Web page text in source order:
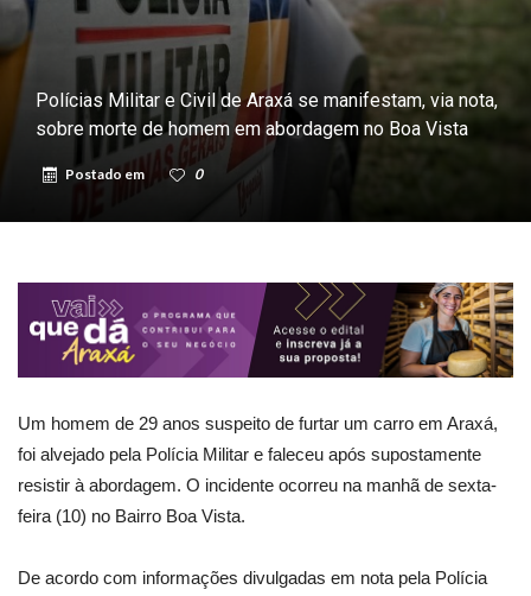
Polícias Militar e Civil de Araxá se manifestam, via nota,
sobre morte de homem em abordagem no Boa Vista
Postado em 0
Um homem de 29 anos suspeito de furtar um carro em Araxá,
foi alvejado pela Polícia Militar e faleceu após supostamente
resistir à abordagem. O incidente ocorreu na manhã de sexta-
feira (10) no Bairro Boa Vista.
De acordo com informações divulgadas em nota pela Polícia